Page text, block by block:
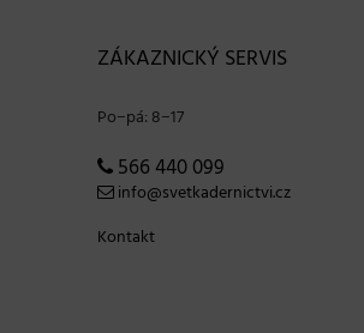
ZÁKAZNICKÝ SERVIS
Po−pá: 8−17
566 440 099
info@svetkadernictvi.cz
Kontakt